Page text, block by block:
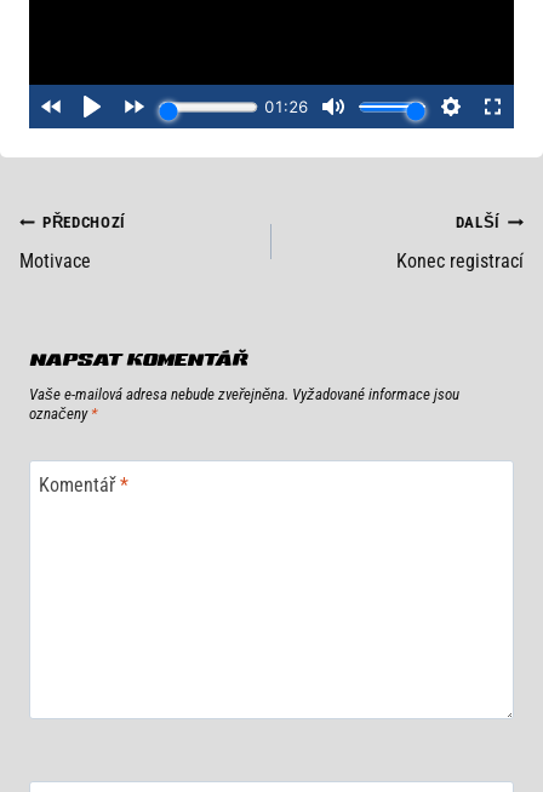
NAVIGACE
PRO
PŘEDCHOZÍ
Motivace
DALŠÍ
Konec registrací
NAPSAT KOMENTÁŘ
Vaše e-mailová adresa nebude zveřejněna. Vyžadované informace jsou
označeny *
Komentář*